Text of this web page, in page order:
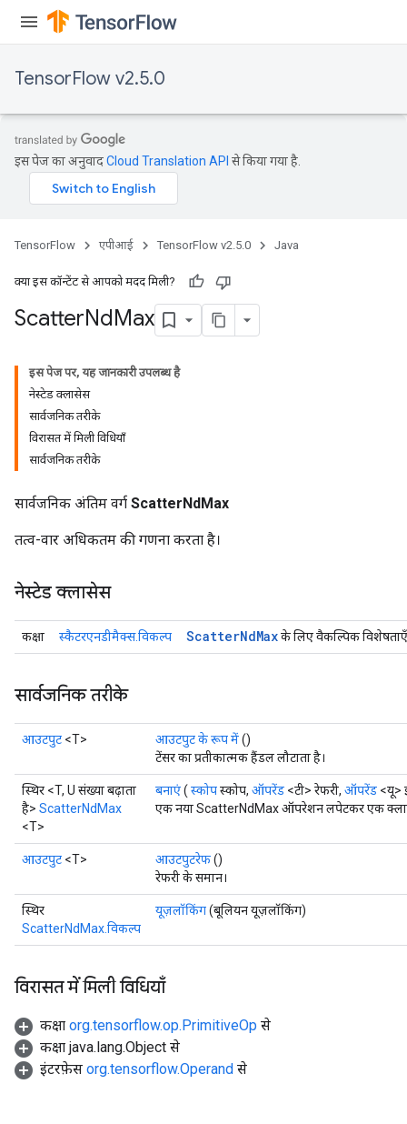
TensorFlow v2.5.0
इस पेज का अनुवादCloud Translation API से किया गया है.
TensorFlow एपीआई TensorFlow v2.5.0 Java
क्या इस कॉन्टेंट से आपको मदद मिली?
ScatterNdMax
इस पेज पर, यह जानकारी उपलब्ध है
नेस्टेड क्लासेस
सार्वजनिक तरीके
विरासत में मिली विधियाँ
सार्वजनिक तरीके
सार्वजनिक अंतिम वर्ग ScatterNdMax
तत्व-वार अधिकतम की गणना करता है।
नेस्टेड क्लासेस
कक्षा स्कैटरएनडीमैक्स.विकल्प ScatterNdMaxके लिए वैकल्पिक विशेषताएँ
सार्वजनिक तरीके
आउटपुट <T> आउटपुट के रूप में()
टेंसर का प्रतीकात्मक हैंडल लौटाता है।
स्थिर <T, U संख्या बढ़ाता
है> ScatterNdMax
<T>
बनाएं( स्कोपस्कोप, ऑपरेंड <टी> रेफरी, ऑपरेंड <यू>
एक नया ScatterNdMax ऑपरेशन लपेटकर एक क्लास
आउटपुट <T> आउटपुटरेफ()
रेफरी के समान।
स्थिर
ScatterNdMax.विकल्प
यूज़लॉकिंग(बूलियन यूज़लॉकिंग)
विरासत में मिली विधियाँ
कक्षा org.tensorflow.op.PrimitiveOp से
कक्षा java.lang.Object से
इंटरफ़ेस org.tensorflow.Operand से